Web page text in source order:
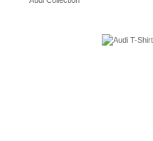
Bildergalerie überspringen